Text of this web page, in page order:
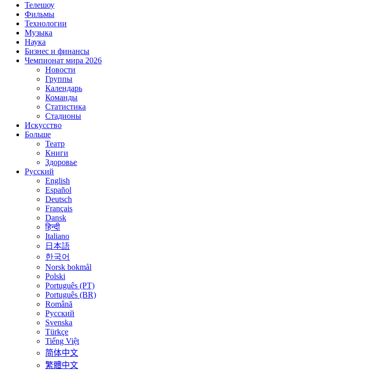
Телешоу
Фильмы
Технологии
Музыка
Наука
Бизнес и финансы
Чемпионат мира 2026
Новости
Группы
Календарь
Команды
Статистика
Стадионы
Искусство
Больше
Театр
Книги
Здоровье
Русский
English
Español
Deutsch
Français
Dansk
हिन्दी
Italiano
日本語
한국어
Norsk bokmål
Polski
Português (PT)
Português (BR)
Română
Русский
Svenska
Türkçe
Tiếng Việt
简体中文
繁體中文